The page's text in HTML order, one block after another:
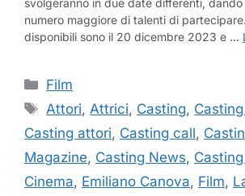
numero maggiore di talenti di
disponibili sono il 20 dicembre 2023 e …
Categorie
Film
Tag
Attori, Attrici, Casting,
Casting attori, Casting call,
Magazine, Casting News,
Cinema, Emiliano Canova, Film,